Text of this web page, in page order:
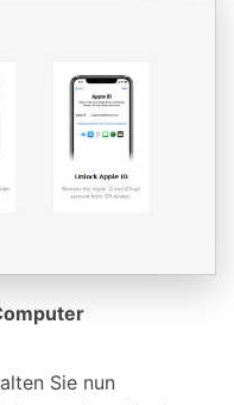
Sie nun